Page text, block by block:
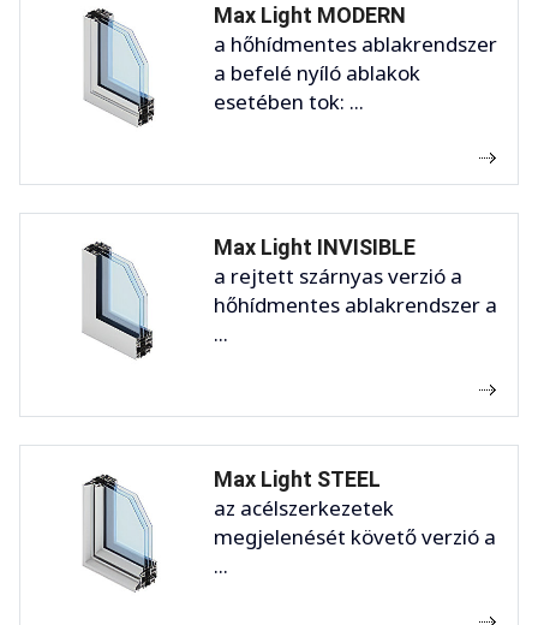
Max Light MODERN
a hőhídmentes ablakrendszer
a befelé nyíló ablakok
esetében tok: ...
Max Light INVISIBLE
a rejtett szárnyas verzió a
hőhídmentes ablakrendszer a
...
Max Light STEEL
az acélszerkezetek
megjelenését követő verzió a
...